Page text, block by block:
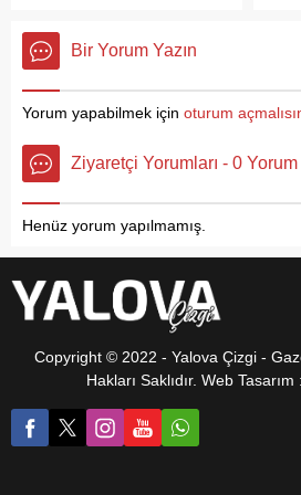
km. lik ŞAKAYIK yürüyüşü
gerçekleştirdi. TEMA
Süleymanbey Mahalle
Sorumlusu Gökmen Kılıç,
Kadıköy Mahalle Sorumlusu
oluşan 25 kişilik TEMA
Yalova ekibi Biyolojik
Çeşitlilik etkinlikleri
kapsamında geçtiğimiz...
Bir Yorum Yazın
Yorum yapabilmek için oturum
Ziyaretçi Yorumları - 0 Yorum
Henüz yorum yapılmamış.
Copyright © 2022 - Yalova Çizgi -
Hakları Saklıdır. Web Tasarım :